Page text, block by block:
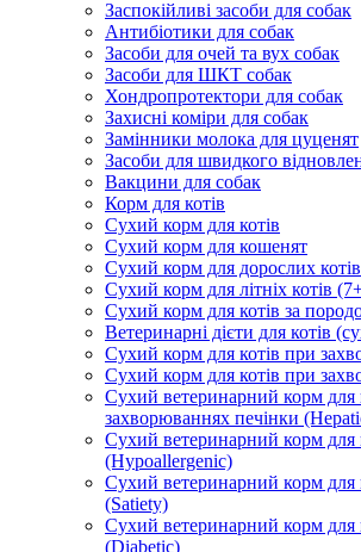
Заспокійливі засоби для собак
Антибіотики для собак
Засоби для очей та вух собак
Засоби для ШКТ собак
Хондропротектори для собак
Захисні коміри для собак
Замінники молока для цуценят
Засоби для швидкого
Вакцини для собак
Корм для котів
Сухий корм для котів
Сухий корм для кошенят
Сухий корм для дорослих
Сухий корм для літніх котів
Сухий корм для котів за
Ветеринарні дієти для котів
Сухий корм для котів при
Сухий корм для котів при
Сухий ветеринарний корм для
захворюваннях печінки
Сухий ветеринарний корм для
(Hypoallergenic)
Сухий ветеринарний корм для
(Satiety)
Сухий ветеринарний корм для
(Diabetic)